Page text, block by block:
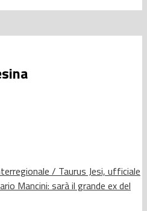
/ Taurus Jesi, ufficiale
Mancini: sarà il grande ex del